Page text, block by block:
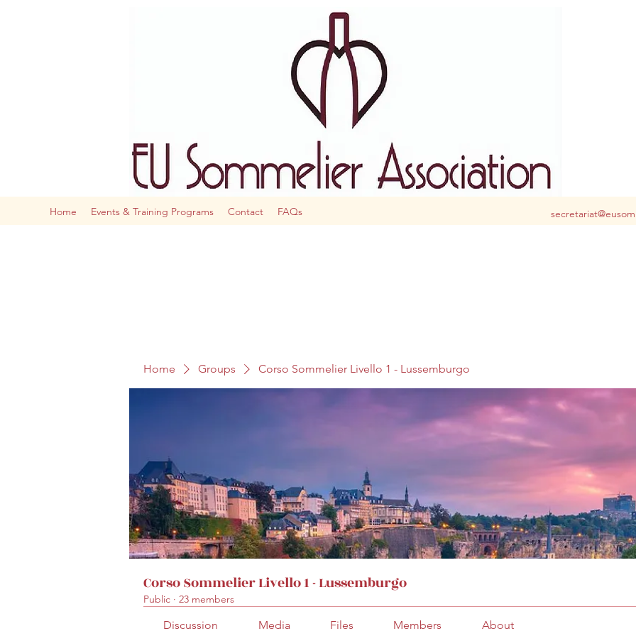
Home Events & Training Programs Contact FAQs
Home Groups Corso Sommelier Livello 1 - Lussemburgo
Corso Sommelier Livello 1 - Lussemburgo
Public · 23 members
Discussion Media Files Members About
The AIS club for you in Belgium and Luxembourg